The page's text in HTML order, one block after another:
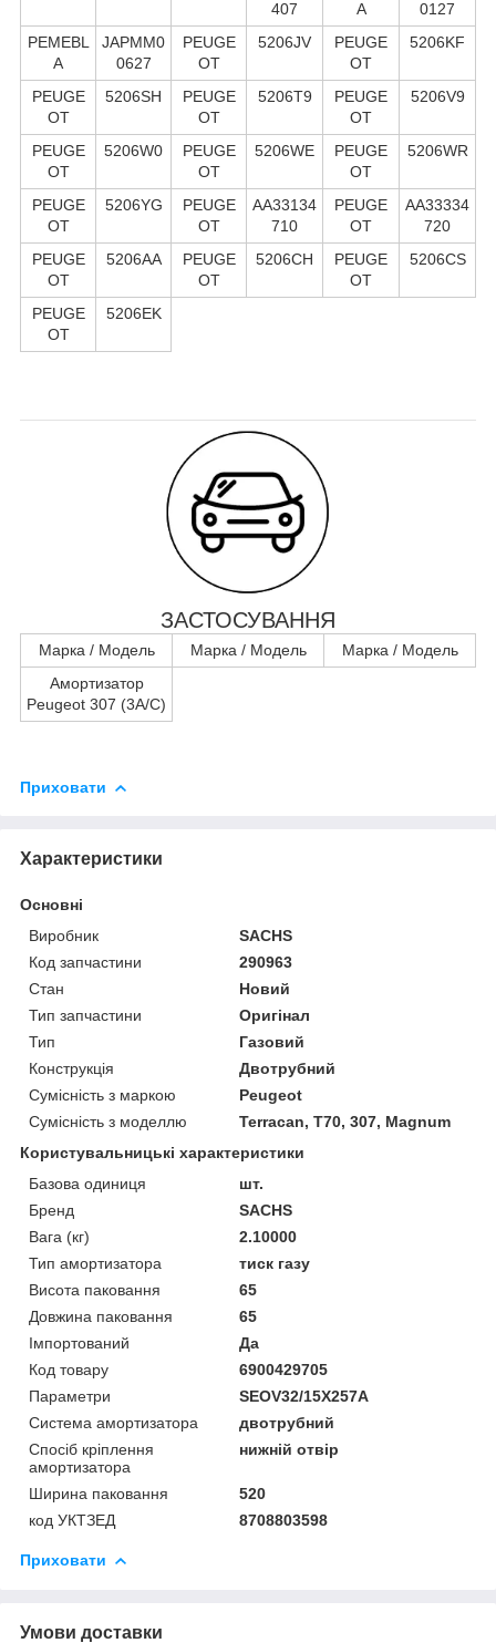
407 A
0127
PEMEBL
A
JAPMM0
0627
PEUGE
OT
5206JV
PEUGE
OT
5206KF
PEUGE
OT
5206SH
PEUGE
OT
5206T9
PEUGE
OT
5206V9
PEUGE
OT
5206W0
PEUGE
OT
5206WE
PEUGE
OT
5206WR
PEUGE
OT
5206YG
PEUGE
OT
AA33134
710
PEUGE
OT
AA33334
720
PEUGE
OT
5206AA
PEUGE
OT
5206CH
PEUGE
OT
5206CS
PEUGE
OT
5206EK
ЗАСТОСУВАННЯ
Марка / Модель Марка / Модель
Марка / Модель
Амортизатор
Peugeot 307 (3A/C)
Приховати
Характеристики
Основні
Виробник
SACHS
Код запчастини
290963
Стан
Новий
Тип запчастини
Оригінал
Тип
Газовий
Конструкція
Двотрубний
Сумісність з маркою
Peugeot
Сумісність з моделлю
Terracan, T70, 307, Magnum
Користувальницькі характеристики
Базова одиниця
шт.
Бренд
SACHS
Вага (кг)
2.10000
Тип амортизатора
тиск газу
Висота паковання
65
Довжина паковання
65
Імпортований
Да
Код товару
6900429705
Параметри
SEOV32/15X257A
Система амортизатора
двотрубний
Спосіб кріплення
амортизатора
нижній отвір
Ширина паковання
520
код УКТЗЕД
8708803598
Приховати
Умови доставки